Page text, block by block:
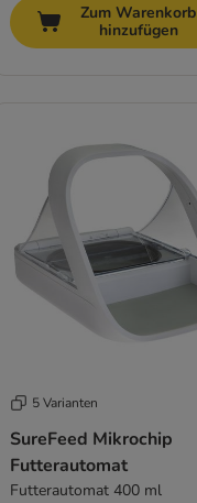
Zum Warenkorb
hinzufügen
5 Varianten
SureFeed Mikrochip
Futterautomat
Futterautomat 400 ml